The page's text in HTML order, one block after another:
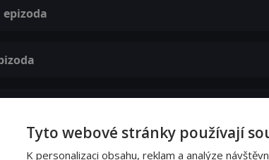
epizoda
Tyto webové stránky používají
K personalizaci obsahu, reklam a analýze